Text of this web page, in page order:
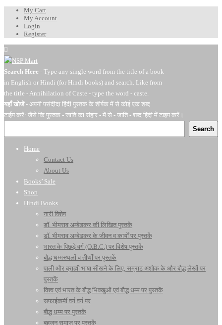
My Cart
My Account
Login
Register
Search Here - Type any single word from the title of a book
in English or Hindi (for Hindi books) and search. Like from
the title - Annihilation of Caste - type the word - caste.
यहाँ खोजें- अपनी पसंदीदा हिंदी पुस्तक के शीर्षक में से कोई एक शब्द
टाईप करें: जैसे कि पुस्तक - जाति का संहार - में से - जाति - शब्द हिंदी में टाइप करें।
Search
Home
Contact Us
About Us
Books’ Sale
Shop
Hindi Books
नारी विशेष
डॉ. भीमराव अम्बेडकर की लिखित पुस्तकें
डॉ. भीमराव अम्बेडकर के जीवन व कार्यों पर पुस्तकें
भारत के पिछड़े वर्ग (O.B.C.) पर विशेष पुस्तकें
बौद्ध धम्मस्थलों व तीर्थों पर पुस्तकें
पाली और ब्राह्मी भाषा सीखने के लिए, सम्राट अशोक के और बौद्ध लेखों पर
पुस्तकें
विश्व एवं भारत के बौद्ध भिक्खुओं एवं बौद्ध धम्म पर पुस्तकें
सफाईकर्मी वर्ग वर्ग पर
बौद्ध धम्म पर पुस्तकें
बहुजन समाज पर पुस्तकें